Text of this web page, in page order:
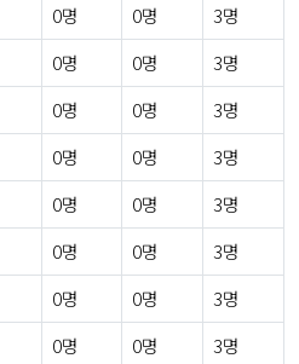
0명 0명
3명
0명 0명
3명
0명 0명
3명
0명 0명
3명
0명 0명
3명
0명 0명
3명
0명 0명
3명
0명 0명
3명